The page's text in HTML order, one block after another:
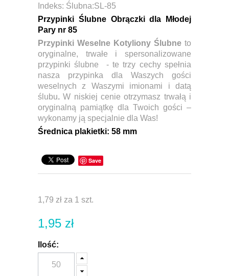
Indeks: Ślubna:SL-85
Przypinki Ślubne Obrączki dla Młodej
Pary nr 85
Przypinki Weselne Kotyliony Ślubne to
oryginalne, trwałe i spersonalizowane
przypinki ślubne - te trzy cechy spełnia
nasza przypinka dla Waszych gości
weselnych z Waszymi imionami i datą
ślubu.W niskiej cenie otrzymasz trwałą i
oryginalną pamiątkę dla Twoich gości –
wykonamy ją specjalnie dla Was!
Średnica plakietki: 58 mm
Save
1,79 zł za 1 szt.
1,95 zł
Ilość: